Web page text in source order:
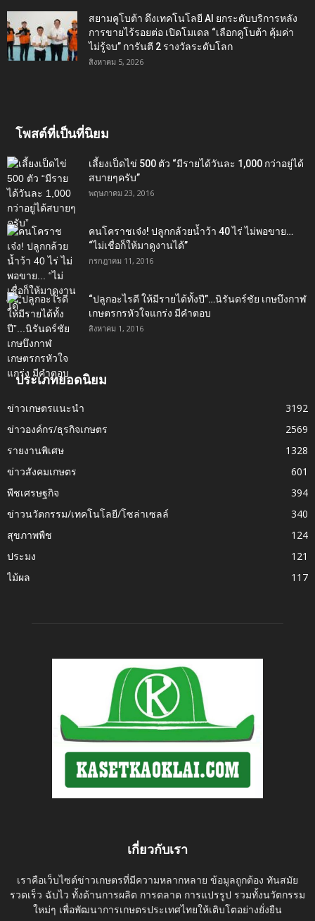
สยามคูโบต้า ดึงเทคโนโลยี AI ยกระดับบริการหลัง
การขายไร้รอยต่อ เปิดโมเดล “เลือกคูโบต้า คุ้มค่า
ไม่รู้จบ” การันตี 2 รางวัลระดับโลก
สิงหาคม 5, 2026
โพสต์ที่เป็นที่นิยม
เลี้ยงเป็ดไข่ 500 ตัว “มีรายได้วันละ 1,000 กว่าอยู่ได้
สบายๆครับ”
พฤษภาคม 23, 2016
คนโคราชเจ๋ง! ปลูกกล้วยน้ำว้า 40 ไร่ ไม่พอขาย…
“ไม่เชื่อก็ให้มาดูงานได้”‬
กรกฎาคม 11, 2016
“ปลูกอะไรดี ให้มีรายได้ทั้งปี”…นิรันดร์ชัย เกษบึงกาฬ
เกษตรกรหัวใจแกร่ง มีคำตอบ
สิงหาคม 1, 2016
ประเภทยอดนิยม
ข่าวเกษตรแนะนำ
3192
ข่าวองค์กร/ธุรกิจเกษตร
2569
รายงานพิเศษ
1328
ข่าวสังคมเกษตร
601
พืชเศรษฐกิจ
394
ข่าวนวัตกรรม/เทคโนโลยี/โซล่าเซลล์
340
สุขภาพพืช
124
ประมง
121
ไม้ผล
117
เกี่ยวกับเรา
เราคือเว็บไซต์ข่าวเกษตรที่มีความหลากหลาย ข้อมูลถูกต้อง ทันสมัย
รวดเร็ว ฉับไว ทั้งด้านการผลิต การตลาด การแปรรูป รวมทั้งนวัตกรรม
ใหม่ๆ เพื่อพัฒนาการเกษตรประเทศไทยให้เติบโตอย่างยั่งยืน